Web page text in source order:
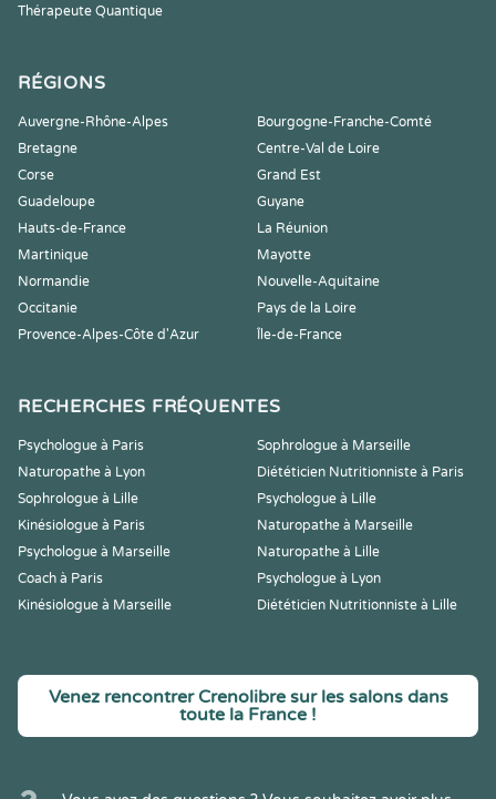
Thérapeute Quantique
RÉGIONS
Auvergne-Rhône-Alpes
Bourgogne-Franche-Comté
Bretagne
Centre-Val de Loire
Corse
Grand Est
Guadeloupe
Guyane
Hauts-de-France
La Réunion
Martinique
Mayotte
Normandie
Nouvelle-Aquitaine
Occitanie
Pays de la Loire
Provence-Alpes-Côte d'Azur
Île-de-France
RECHERCHES FRÉQUENTES
Psychologue à Paris
Sophrologue à Marseille
Naturopathe à Lyon
Diététicien Nutritionniste à Paris
Sophrologue à Lille
Psychologue à Lille
Kinésiologue à Paris
Naturopathe à Marseille
Psychologue à Marseille
Naturopathe à Lille
Coach à Paris
Psychologue à Lyon
Kinésiologue à Marseille
Diététicien Nutritionniste à Lille
Venez rencontrer Crenolibre sur les salons dans
toute la France !